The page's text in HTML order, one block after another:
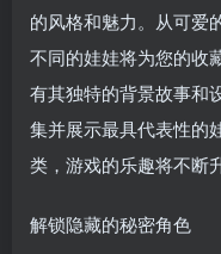
的风格和魅力。从可爱
不同的娃娃将为您的收
有其独特的背景故事和
集并展示最具代表性的
类，游戏的乐趣将不断
解锁隐藏的秘密角色